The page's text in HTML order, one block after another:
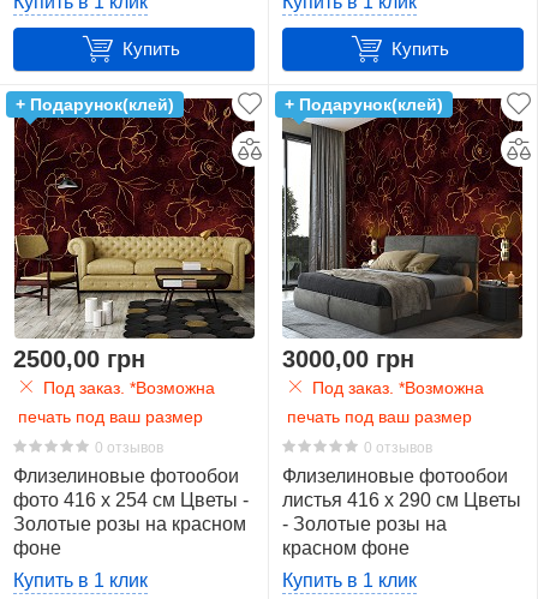
290
см.
(12,1
м2)
6
520
x
см.
(16,5
Производитель
Показать
все
Купить Купить
+ Подарунок(клей)
2500,00 грн
Под заказ. *Возможна
печать под ваш размер
0 отзывов
Флизелиновые фотообои
фото 416 x 254 см Цветы -
Золотые розы на красном
фоне
(13651VEXXXL)+клей
Купить в 1 клик
+ Подарунок(клей)
3000,00 грн
Под заказ. *Возможна
печать под ваш размер
0 отзывов
Флизелиновые фотообои
листья 416 x 290 см Цветы
- Золотые розы на
красном фоне
(13651VEXXXXL)+клей
Купить в 1 клик